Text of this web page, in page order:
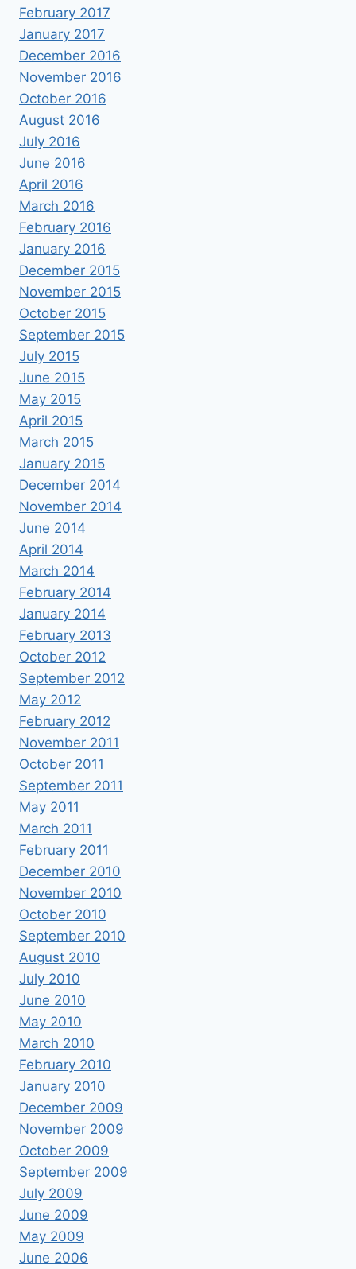
February 2017
January 2017
December 2016
November 2016
October 2016
August 2016
July 2016
June 2016
April 2016
March 2016
February 2016
January 2016
December 2015
November 2015
October 2015
September 2015
July 2015
June 2015
May 2015
April 2015
March 2015
January 2015
December 2014
November 2014
June 2014
April 2014
March 2014
February 2014
January 2014
February 2013
October 2012
September 2012
May 2012
February 2012
November 2011
October 2011
September 2011
May 2011
March 2011
February 2011
December 2010
November 2010
October 2010
September 2010
August 2010
July 2010
June 2010
May 2010
March 2010
February 2010
January 2010
December 2009
November 2009
October 2009
September 2009
July 2009
June 2009
May 2009
June 2006